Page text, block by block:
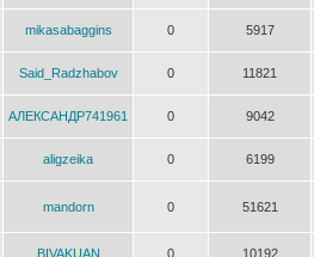
mikasabaggins 0 5917
Said_Radzhabov 0 11821
АЛЕКСАНДР741961 0 9042
aligzeika 0 6199
mandorn 0 51621
BIVAKUAN 0 10192